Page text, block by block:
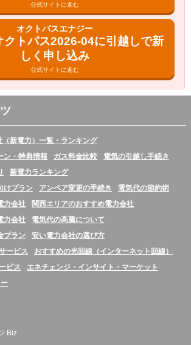
公式サイトに進む
オクトパスエナジー
クトパス2026-04に引越しで新
しく申し込み
公式サイトに進む
（新電力）一覧・ランキング
ン・特典情報
ガス料金比較
電気の引越し手続き
新電力ランキング
けプラン
アンペア変更の手続き
電気代の節約術
力会社
関西エリアのおすすめ電力会社
力会社
電気代の高騰について
プラン
安い電力会社の選び方
ービス
おすすめの光回線（インターネット回線）
ビス
エネチェンジ・インサイト・マーケット
Biz